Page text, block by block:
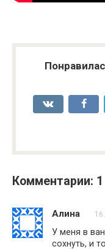
Комментарии: 1
Алина
У меня в
сохнуть, и